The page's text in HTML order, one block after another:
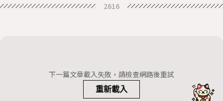
best for older people
2616
下一篇文章載入失敗，請檢查網路後重試
重新載入